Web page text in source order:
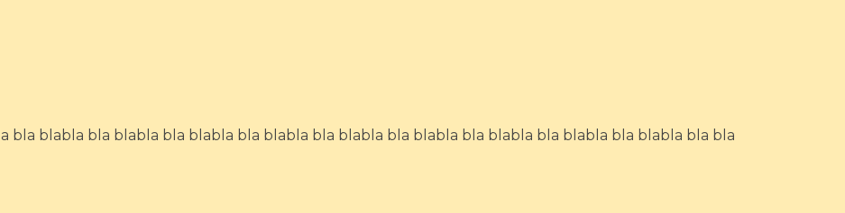
bla blabla bla blabla bla blabla bla blabla bla blabla bla blabla bla blabla bla blabla bla blabla bla bla